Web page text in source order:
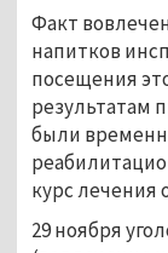
Факт
напитков
посещения
результатам
были
курс лечения
29 ноября